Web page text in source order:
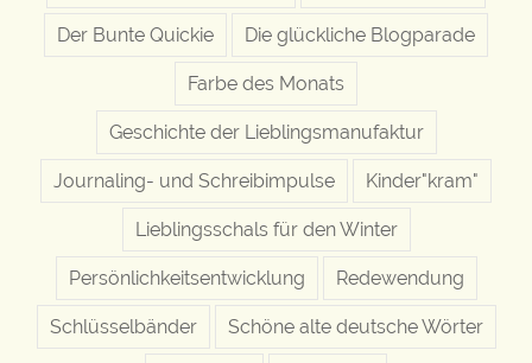
Der Bunte Quickie Die glückliche Blogparade
Farbe des Monats
Geschichte der Lieblingsmanufaktur
Journaling- und Schreibimpulse Kinder"kram"
Lieblingsschals für den Winter
Persönlichkeitsentwicklung Redewendung
Schlüsselbänder Schöne alte deutsche Wörter